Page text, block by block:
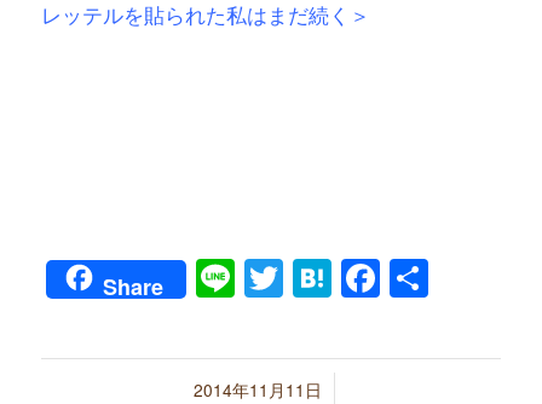
レッテルを貼られた私はまだ続く＞
Share LineTwitter
Hatena共
2014年11月11日
/